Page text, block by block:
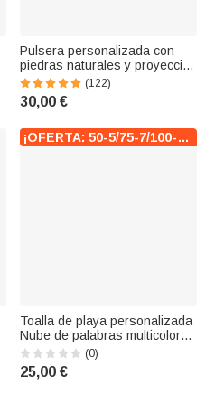
Pulsera personalizada con
piedras naturales y proyección
fotográfica disponible en 5
piedras naturales regalo para
novio esposo o papá
(122)
30,00 €
¡OFERTA: 50-5/75-7/100-10!
Toalla de playa personalizada
Nube de palabras multicolor
Superabsorbente Regalo de
San Valentín para parejas
(0)
25,00 €